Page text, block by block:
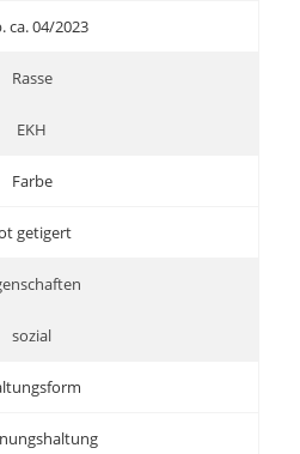
ca. 04/2023
Rasse
EKH
Farbe
getigert
sozial